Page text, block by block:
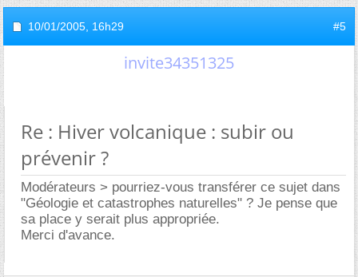
10/01/2005, 16h29 #5
invite34351325
Re : Hiver volcanique : subir ou
prévenir ?
Modérateurs > pourriez-vous transférer ce sujet dans
"Géologie et catastrophes naturelles" ? Je pense que
sa place y serait plus appropriée.
Merci d'avance.